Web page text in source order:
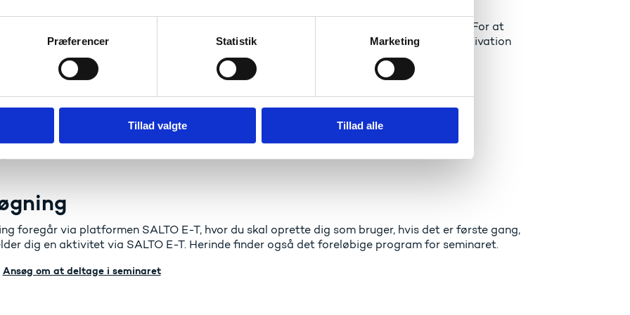
Præferencer Statistik Marketing
Tillad valgte Tillad alle
og Forskningsstyrelsen har mulighed for at sende op til to deltagere til seminaret. For at
i betragtning skal du udfylde nedenstående ansøgningsskema, hvor du begrunder din motivation
til rejse og ophold dækkes af Erasmus+-programmet.
foregår via platformen SALTO E-T, hvor du skal oprette dig som bruger, hvis det er første gang,
dig en aktivitet via SALTO E-T. Herinde finder også det foreløbige program for seminaret.
Ansøg om at deltage i seminaret